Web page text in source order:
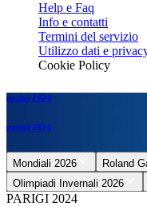
Help e Faq
Info e contatti
Termini del servizio
Utilizzo dati e
Cookie Policy
parigi 2024
parigi 2024
Mondiali 2026 Roland
Olimpiadi Invernali 2026
PARIGI 2024